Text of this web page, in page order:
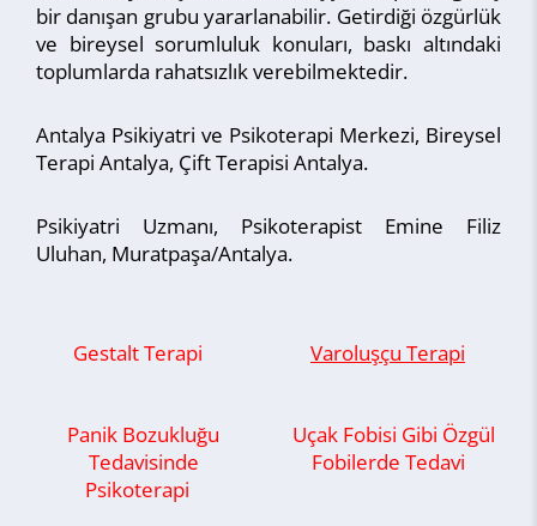
bir danışan grubu yararlanabilir. Getirdiği özgürlük
ve bireysel sorumluluk konuları, baskı altındaki
toplumlarda rahatsızlık verebilmektedir.
Antalya Psikiyatri ve Psikoterapi Merkezi, Bireysel
Terapi Antalya, Çift Terapisi Antalya.
Psikiyatri Uzmanı, Psikoterapist Emine Filiz
Uluhan, Muratpaşa/Antalya.
Gestalt Terapi Varoluşçu Terapi
Panik Bozukluğu
Tedavisinde
Psikoterapi
Uçak Fobisi Gibi Özgül
Fobilerde Tedavi